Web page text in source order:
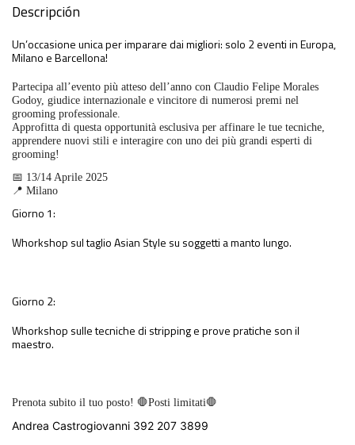
Descripción
Un’occasione unica per imparare dai migliori: solo 2 eventi in Europa,
Milano e Barcellona!
Partecipa all’evento più atteso dell’anno con Claudio Felipe Morales
Godoy, giudice internazionale e vincitore di numerosi premi nel
grooming professionale.
Approfitta di questa opportunità esclusiva per affinare le tue tecniche,
apprendere nuovi stili e interagire con uno dei più grandi esperti di
grooming!
📅 13/14 Aprile 2025
📍 Milano
Giorno 1:
Whorkshop sul taglio Asian Style su soggetti a manto lungo.
Giorno 2:
Whorkshop sulle tecniche di stripping e prove pratiche son il
maestro.
Prenota subito il tuo posto! 🛑Posti limitati🛑
Andrea Castrogiovanni 392 207 3899